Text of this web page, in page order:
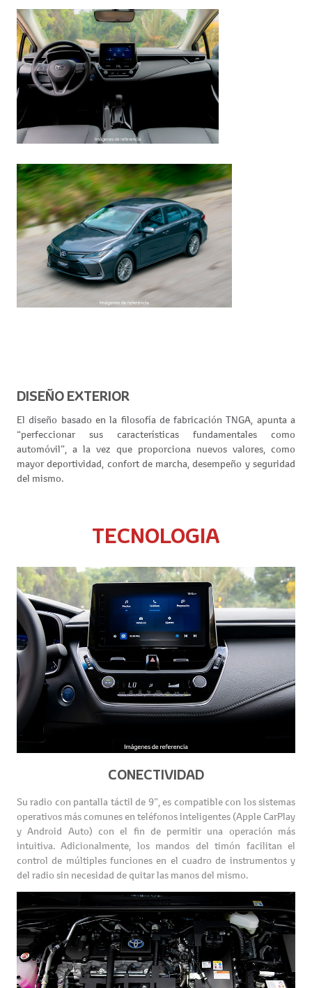
DISEÑO EXTERIOR
El diseño basado en la filosofía de fabricación TNGA, apunta a
“perfeccionar sus características fundamentales como
automóvil”, a la vez que proporciona nuevos valores, como
mayor deportividad, confort de marcha, desempeño y seguridad
del mismo.
TECNOLOGIA
CONECTIVIDAD
Su radio con pantalla táctil de 9”, es compatible con los sistemas
operativos más comunes en teléfonos inteligentes (Apple CarPlay
y Android Auto) con el fin de permitir una operación más
intuitiva. Adicionalmente, los mandos del timón facilitan el
control de múltiples funciones en el cuadro de instrumentos y
del radio sin necesidad de quitar las manos del mismo.